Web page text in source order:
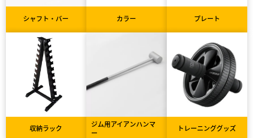
シャフト・バー カラー プレート
収納ラック
ジム用アイアンハンマ
ー
トレーニンググッズ